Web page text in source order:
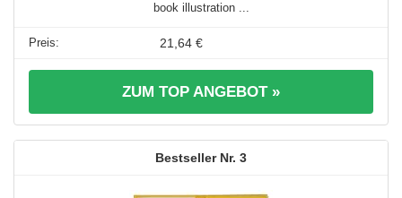
book illustration ...
21,64 €
ZUM TOP ANGEBOT »
3